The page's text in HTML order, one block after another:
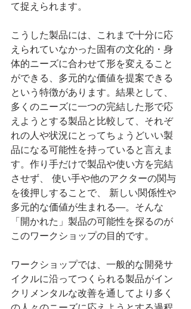
て捉えられます。
こうした製品には、これまで十分に応
えられていなかった固有の文化的・身
体的ニーズに合わせて形を変えること
ができる、多元的な価値を提案できる
という特徴があります。結果として、
多くのニーズに一つの完結した形で応
えようとする製品と比較して、それぞ
れの人や状況にとってちょうどいい製
品になる可能性を持っていると言えま
す。作り手だけで製品や使い方を完結
させず、 使い手や他のアクターの関与
を後押しすることで、 新しい関係性や
多元的な価値が生まれる―。そんな
「開かれた」製品の可能性を探るのが
このワークショップの目的です。
ワークショップでは、一般的な開発サ
イクルに沿ってつくられる製品がイン
クリメンタルな改善を通してより多く